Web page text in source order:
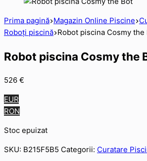
Prima pagină Magazin Online Piscine
Roboți piscină Robot piscina Cosmy the
Robot piscina Cosmy the
526 €
EUR
RON
Stoc epuizat
SKU: B215F5B5 Categorii: Curatare